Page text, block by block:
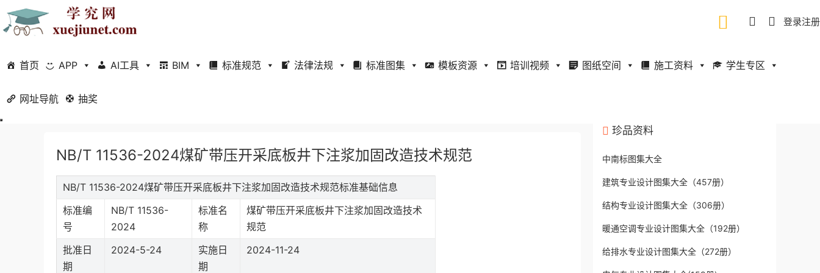
登录注册
首页 APP AI工具 BIM 标准规范 法律法规 标准图集 模板资源 培训视频 图纸空间 施工资料 学生专区
网址导航 抽奖
当前位置：首页
NB/T 11536-2024煤矿带压开采底板井下注浆加固改造技术规范
NB/T 11536-2024煤矿带压开采底板井下注浆加固改造技术规范标准基础信息
标准编
号
NB/T 11536-
2024
标准名
称
煤矿带压开采底板井下注浆加固改造技术
规范
批准日
期
2024-5-24
实施日
期
2024-11-24
珍品资料
中南标图集大全
建筑专业设计图集大全（457册）
结构专业设计图集大全（306册）
暖通空调专业设计图集大全（192册）
给排水专业设计图集大全（272册）